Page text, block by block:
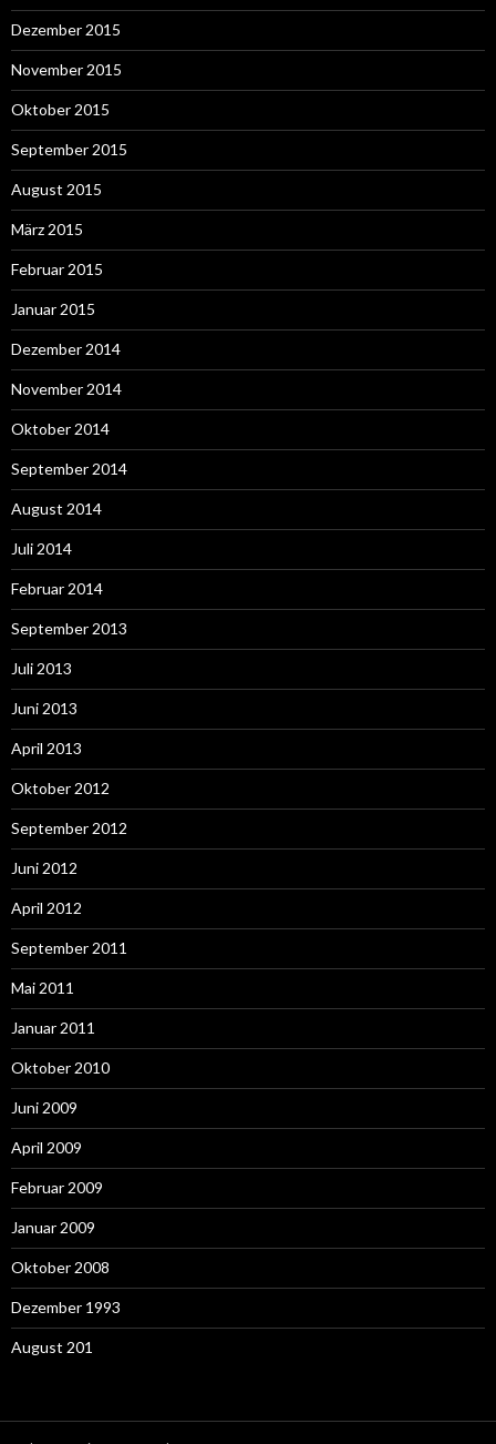
Dezember 2015
November 2015
Oktober 2015
September 2015
August 2015
März 2015
Februar 2015
Januar 2015
Dezember 2014
November 2014
Oktober 2014
September 2014
August 2014
Juli 2014
Februar 2014
September 2013
Juli 2013
Juni 2013
April 2013
Oktober 2012
September 2012
Juni 2012
April 2012
September 2011
Mai 2011
Januar 2011
Oktober 2010
Juni 2009
April 2009
Februar 2009
Januar 2009
Oktober 2008
Dezember 1993
August 201